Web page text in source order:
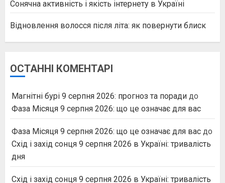
Сонячна активність і якість інтернету в Україні
Відновлення волосся після літа: як повернути блиск
ОСТАННІ КОМЕНТАРІ
Магнітні бурі 9 серпня 2026: прогноз та поради до
Фаза Місяця 9 серпня 2026: що це означає для вас
Фаза Місяця 9 серпня 2026: що це означає для вас до
Схід і захід сонця 9 серпня 2026 в Україні: тривалість
дня
Схід і захід сонця 9 серпня 2026 в Україні: тривалість